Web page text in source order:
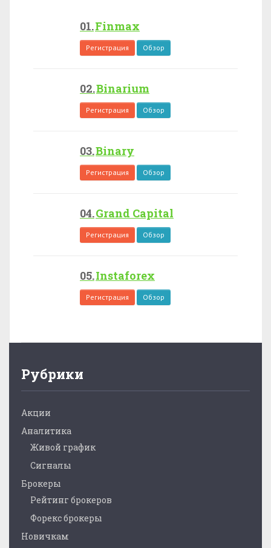
Finmax
Регистрация Обзор
Binarium
Регистрация Обзор
Binary
Регистрация Обзор
Grand Capital
Регистрация Обзор
Instaforex
Регистрация Обзор
Рубрики
Акции
Аналитика
Живой график
Сигналы
Брокеры
Рейтинг брокеров
Форекс брокеры
Новичкам